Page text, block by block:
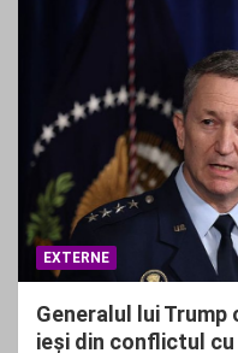
EXTERNE
Generalul lui
ieși din conflictul cu